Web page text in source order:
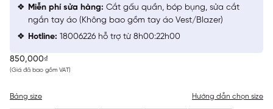
850,000₫
(Giá đã bao gồm VAT)
Bảng size Hướng dẫn chọn size
Miễn phí sửa hàng: Cắt gấu quần, bóp bụng, sửa cắt
ngắn tay áo (Không bao gồm tay áo Vest/Blazer)
Hotline: 18006226 hỗ trợ từ 8h00:22h00